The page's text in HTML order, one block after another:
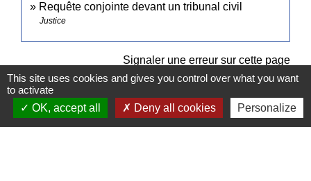
Requête conjointe devant un tribunal civil
Justice
Signaler une erreur sur cette page
This site uses cookies and gives you control over what you want
to activate
OK, accept all
Deny all cookies Personalize